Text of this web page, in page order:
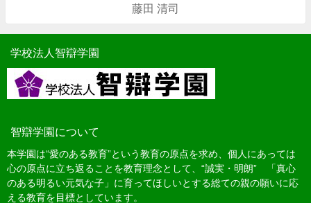
藤田 清司
学校法人智辯学園
智辯学園について
本学園は“愛のある教育”という教育の原点を求め、個人にあっては
心の原点に立ち返ることを教育理念として、“誠実・明朗” 「真心
のある明るい元気な子」に育ってほしいとする総ての親の願いに応
える教育を目標としています。